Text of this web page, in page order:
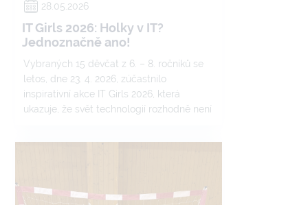
28.05.2026
IT Girls 2026: Holky v IT?
Jednoznačně ano!
Vybraných 15 děvčat z 6. – 8. ročníků se
letos, dne 23. 4. 2026, zúčastnilo
inspirativní akce IT Girls 2026, která
ukazuje, že svět technologií rozhodně není